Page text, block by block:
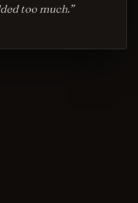
too much.